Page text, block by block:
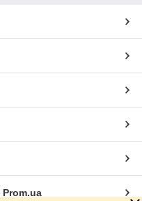
Prom.ua